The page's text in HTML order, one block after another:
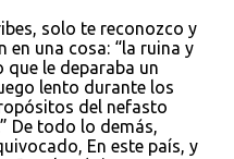
solo te reconozco y
en una cosa: “la ruina y
que le deparaba un
lento durante los
del nefasto
De todo lo demás,
En este país, y